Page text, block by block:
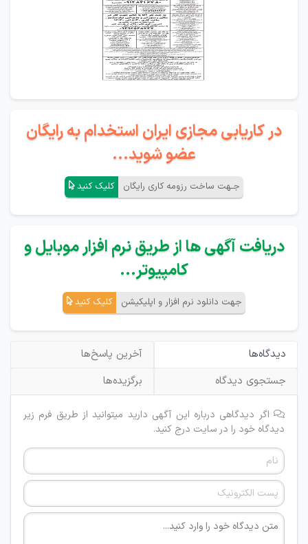
در کاریابی مجازی ایران استخدام به رایگان
عضو شوید...
جـهت ساخت رزومه کاری رایگان کلیک کنید
دریافت آگهی ها از طریق نرم افزار موبایل و
کامپیوتر...
جهت دانلود نرم افزار و اپلیکیشن کلیک کنید
دیدگاه‌ها
آخرین پاسخ‌ها
جستجوی دیدگاه
برگزیده‌ها
اگر دیدگاهی درباره این آگهی دارید میتوانید از طریق فرم زیر
دیدگاه خود را در سایت درج کنید.